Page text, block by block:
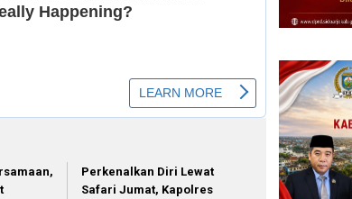
Perkenalkan Diri Lewat
Safari Jumat, Kapolres